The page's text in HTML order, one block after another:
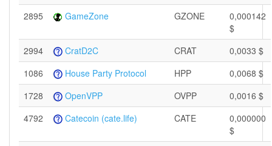
2895
GameZone GZONE
0,000142
$
2994
CratD2C CRAT
0,0033 $
1086
House Party Protocol HPP
0,0068 $
1728
OpenVPP OVPP
0,0016 $
4792
Catecoin (cate.life) CATE
0,000000
$